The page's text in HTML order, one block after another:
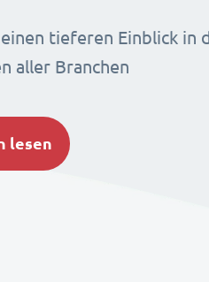
tieferen Einblick in
aller Branchen
lesen